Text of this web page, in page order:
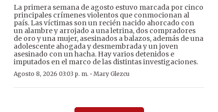
La primera semana de agosto estuvo marcada por cinco
principales crímenes violentos que conmocionan al
país. Las víctimas son un recién nacido ahorcado con
un alambre y arrojado a una letrina, dos compradores
de oro y una mujer, asesinados a balazos, además de una
adolescente ahogada y desmembrada y un joven
asesinado con un hacha. Hay varios detenidos e
imputados en el marco de las distintas investigaciones.
Agosto 8, 2026 03:03 p. m. · Mary Glezcu